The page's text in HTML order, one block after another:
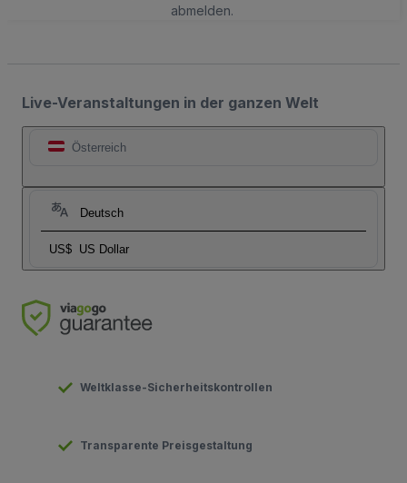
abmelden.
Live-Veranstaltungen in der ganzen Welt
Österreich
Deutsch
US$ US Dollar
Weltklasse-Sicherheitskontrollen
Transparente Preisgestaltung